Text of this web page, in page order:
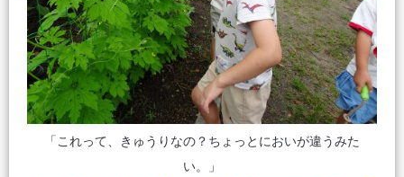
「これって、きゅうりなの？ちょっとにおいが違うみた
い。」